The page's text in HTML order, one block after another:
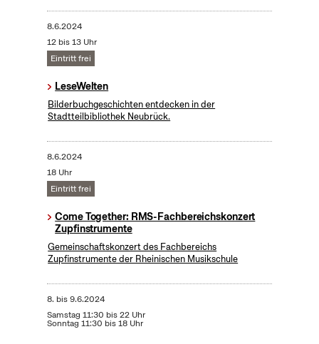
8.6.2024
12 bis 13 Uhr
Eintritt frei
LeseWelten
Bilderbuchgeschichten entdecken in der
Stadtteilbibliothek Neubrück.
8.6.2024
18 Uhr
Eintritt frei
Come Together: RMS-Fachbereichskonzert
Zupfinstrumente
Gemeinschaftskonzert des Fachbereichs
Zupfinstrumente der Rheinischen Musikschule
8. bis9.6.2024
Samstag 11:30 bis 22 Uhr
Sonntag 11:30 bis 18 Uhr